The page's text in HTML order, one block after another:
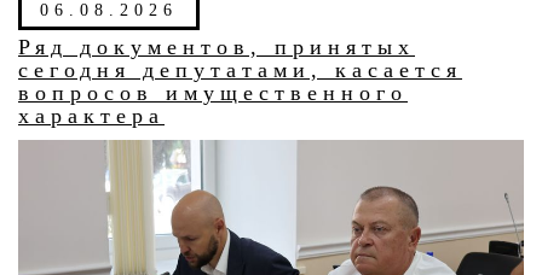
06.08.2026
Ряд документов, принятых
сегодня депутатами, касается
вопросов имущественного
характера